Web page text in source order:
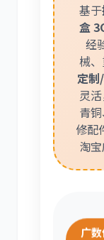
基于
盒
经
械
定制
灵
青
修配
淘
广